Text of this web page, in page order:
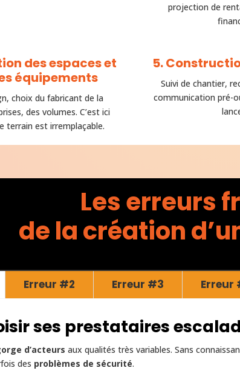
projection de
des espaces et
équipements
choix du fabricant de la
des volumes. C’est ici
terrain est irremplaçable.
5.
Suivi de chantier,
communication pré-
Les erreurs
de la création
Erreur #2 Erreur #3 Erreur
ses prestataires
d’acteurs aux qualités très variables. Sans
des problèmes de sécurité.